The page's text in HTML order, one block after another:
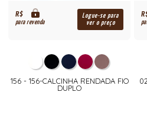
R$
para revenda
Logue-se para
ver o preço
156 - 156-CALCINHA RENDADA FIO
DUPLO